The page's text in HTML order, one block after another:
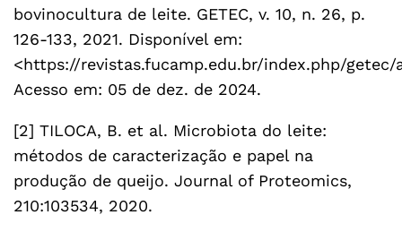
bovinocultura de leite. GETEC, v. 10, n. 26, p.
126-133, 2021. Disponível em:
<https://revistas.fucamp.edu.br/index.php/
Acesso em: 05 de dez. de 2024.
[2] TILOCA, B. et al. Microbiota do leite:
métodos de caracterização e papel na
produção de queijo. Journal of Proteomics,
210:103534, 2020.